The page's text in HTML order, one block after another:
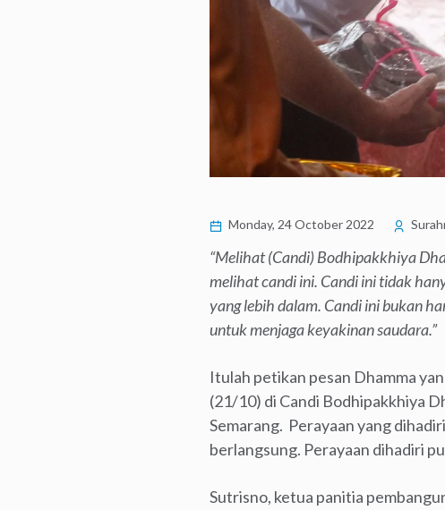
Monday, 24 October 2022
“Melihat (Candi) Bodhipakkhiya
melihat candi ini. Candi ini tidak
yang lebih dalam. Candi ini bukan
untuk menjaga keyakinan saudara.”
Itulah petikan pesan Dhamma
(21/10) di Candi Bodhipakkhiya
Semarang. Perayaan yang
berlangsung. Perayaan dihadiri
Sutrisno, ketua panitia